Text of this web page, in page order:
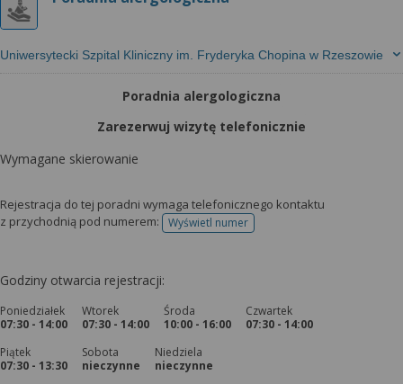
Uniwersytecki Szpital Kliniczny im. Fryderyka Chopina w Rzeszowie
Poradnia alergologiczna
Zarezerwuj wizytę telefonicznie
Wymagane skierowanie
Rejestracja do tej poradni wymaga telefonicznego kontaktu
z przychodnią pod numerem:
Wyświetl numertelefonu do rejestracji
Godziny otwarcia rejestracji:
Poniedziałek
07:30 - 14:00
Wtorek
07:30 - 14:00
Środa
10:00 - 16:00
Czwartek
07:30 - 14:00
Piątek
07:30 - 13:30
Sobota
nieczynne
Niedziela
nieczynne